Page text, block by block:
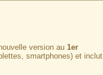
version au 1er
smartphones) et inclut